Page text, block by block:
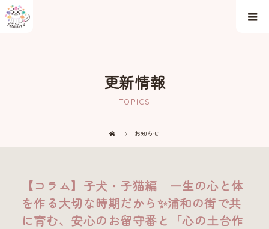
更新情報
TOPICS
お知らせ
【コラム】子犬・子猫編 一生の心と体
を作る大切な時期だから✨浦和の街で共
に育む、安心のお留守番と「心の土台作